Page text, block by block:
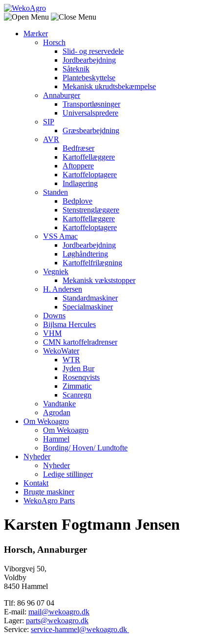
Mærker
Horsch
Slid- og reservedele
Jordbearbejdning
Såteknik
Plantebeskyttelse
Mekanisk ukrudtsbekæmpelse
Annaburger
Transportløsninger
Universalspredere
SIP
Græsbearbejdning
AVR
Bedfræser
Kartoffellæggere
Aftoppere
Kartoffeloptagere
Indlagering
Standen
Bedplove
Stenstrenglæggere
Kartoffellæggere
Kartoffeloptagere
VSS Amac
Jordbearbejdning
Løghåndtering
Kartoffelfrilægning
Vegniek
Mekanisk vækststopper
H. Andersen
Standardmaskiner
Specialmaskiner
Downs
Bijlsma Hercules
VHM
CMN kartoffelradrenser
WekoWater
WTR
Jyden Bur
Rosenqvists
Zimmatic
Scanregn
Vandtanke
Agrodan
Om Wekoagro
Om Wekoagro
Hammel
Bording/ Hoven/ Lundtofte
Nyheder
Nyheder
Ledige stillinger
Kontakt
Brugte maskiner
WekoAgro Parts
Karsten Fogtmann Jensen
Horsch, Annaburger
Viborgvej 50,
Voldby
8450 Hammel
Tlf: 86 96 07 04
E-mail: mail@wekoagro.dk
Lager: parts@wekoagro.dk
Service: service-hammel@wekoagro.dk